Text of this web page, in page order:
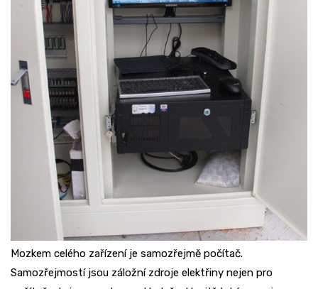
Mozkem celého zařízení je samozřejmě počítač.
Samozřejmostí jsou záložní zdroje elektřiny nejen pro